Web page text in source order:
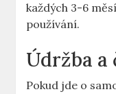
každých 3-6
používání.
Údržba a
Pokud jde⁤ o